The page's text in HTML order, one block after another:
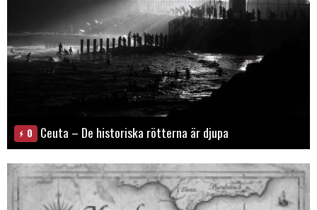
0 Ceuta – De historiska rötterna är djupa